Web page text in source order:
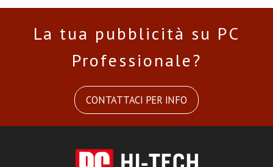
La tua pubblicità su PC
Professionale?
CONTATTACI PER INFO